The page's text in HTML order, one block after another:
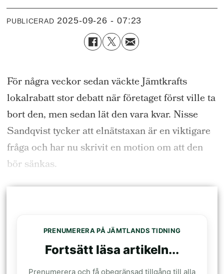
PUBLICERAD 2025-09-26 - 07:23
För några veckor sedan väckte Jämtkrafts
lokalrabatt stor debatt när företaget först ville ta
bort den, men sedan lät den vara kvar. Nisse
Sandqvist tycker att elnätstaxan är en viktigare
fråga och har nu skrivit en motion om att den
bör sänkas.
PRENUMERERA PÅ JÄMTLANDS TIDNING
Fortsätt läsa artikeln...
Prenumerera och få obegränsad tillgång till alla